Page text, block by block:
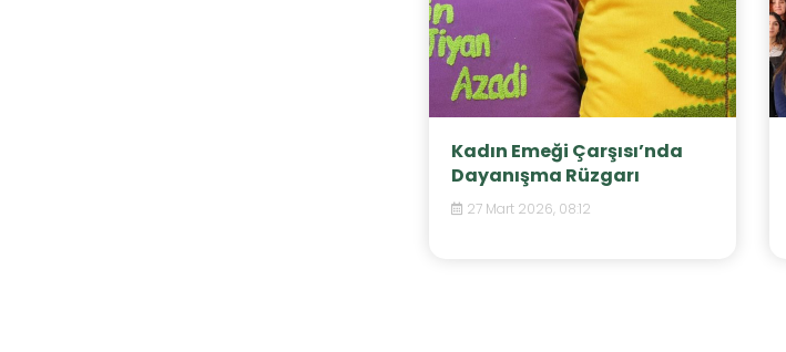
Kadın Emeği Çarşısı’nda
Dayanışma Rüzgarı
27 Mart 2026, 08:12